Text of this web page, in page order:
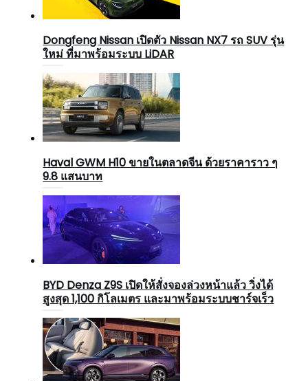
Dongfeng Nissan เปิดตัว Nissan NX7 รถ SUV รุ่น
ใหม่ ที่มาพร้อมระบบ LiDAR
Haval GWM H10 ขายในตลาดจีน ด้วยราคาราว ๆ
9.8 แสนบาท
BYD Denza Z9S เปิดให้สั่งจองล่วงหน้าแล้ว วิ่งได้
สูงสุด 1,100 กิโลเมตร และมาพร้อมระบบชาร์จเร็ว